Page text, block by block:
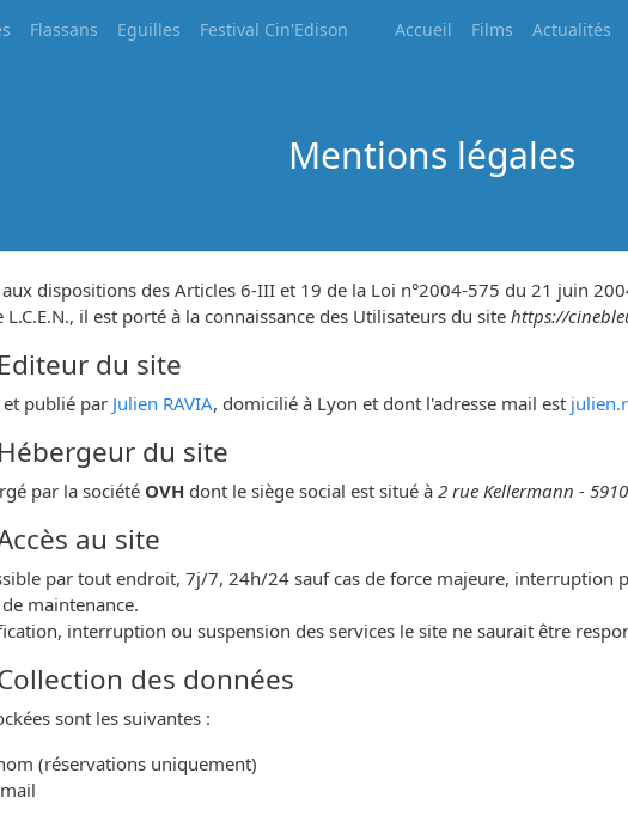
Flassans Eguilles Festival Cin'Edison Accueil Films Actualités
Mentions légales
dispositions des Articles 6-III et 19 de la Loi n°2004-575 du 21 juin
il est porté à la connaissance des Utilisateurs du site https://
du site
et publié par Julien RAVIA, domicilié à Lyon et dont l'adresse mail est
du site
par la société OVHdont le siège social est situé à 2 rue Kellermann -
au site
par tout endroit, 7j/7, 24h/24 sauf cas de force majeure,
de maintenance.
interruption ou suspension des services le site ne saurait être
des données
sont les suivantes :
(réservations uniquement)